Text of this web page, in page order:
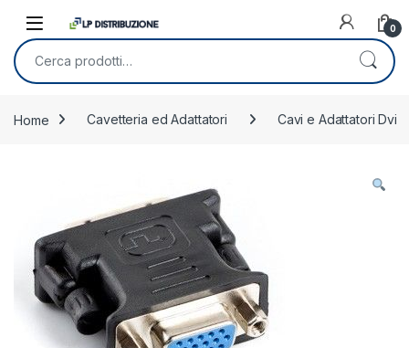
0
Cerca:
Home Cavetteria ed Adattatori Cavi e Adattatori Dvi